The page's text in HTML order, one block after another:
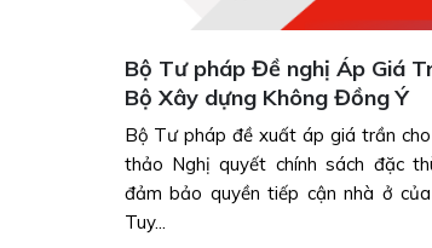
Bộ Tư pháp Đề nghị Áp Giá
Bộ Xây dựng Không Đồng Ý
Bộ Tư pháp đề xuất áp giá trần
thảo Nghị quyết chính sách đặc
đảm bảo quyền tiếp cận nhà ở
Tuy...